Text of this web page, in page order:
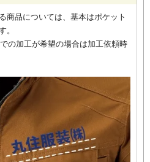
商品については、基本はポケット
。
の加工が希望の場合は加工依頼時